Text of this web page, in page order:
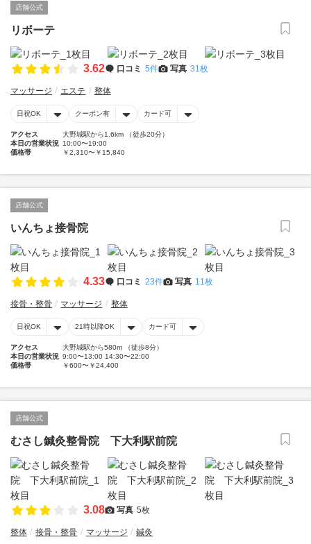
店舗公式
リボーテ
3.62 口コミ 5件 写真 31枚
マッサージ エステ 整体
日祝OK クーポン有 カード可
アクセス
大野城駅から1.6km （徒歩20分）
本日の営業状況 10:00〜19:00
価格帯
￥2,310〜￥15,840
店舗公式
いんちょ接骨院
4.33 口コミ 23件 写真 11枚
接骨・整骨 マッサージ 整体
日祝OK 21時以降OK カード可
アクセス
大野城駅から580m （徒歩8分）
本日の営業状況 9:00〜13:00 14:30〜22:00
価格帯
￥600〜￥24,400
店舗公式
むさし鍼灸整骨院 下大利駅前院
3.08 写真 5枚
整体 接骨・整骨 マッサージ 鍼灸